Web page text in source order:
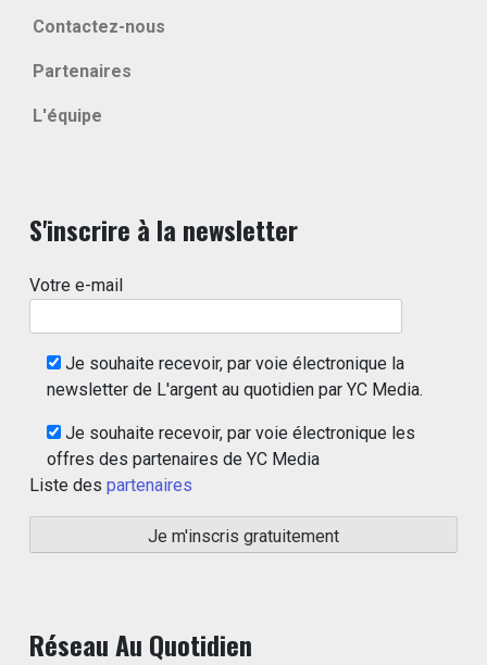
Contactez-nous
Partenaires
L'équipe
S'inscrire à la newsletter
Votre e-mail
Je souhaite recevoir, par voie électronique la
newsletter de L'argent au quotidien par YC Media.
Je souhaite recevoir, par voie électronique les
offres des partenaires de YC Media
Liste des partenaires
Réseau Au Quotidien